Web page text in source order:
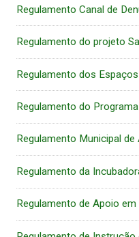
Regulamento Canal de
Regulamento do projeto
Regulamento dos
Regulamento do
Regulamento Municipal
Regulamento da
Regulamento de Apoio